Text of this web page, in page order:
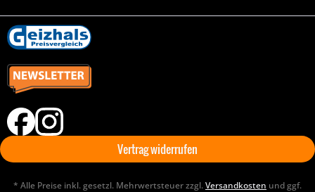
Vertrag widerrufen
* Alle Preise inkl. gesetzl. Mehrwertsteuer zzgl.Versandkosten und ggf.